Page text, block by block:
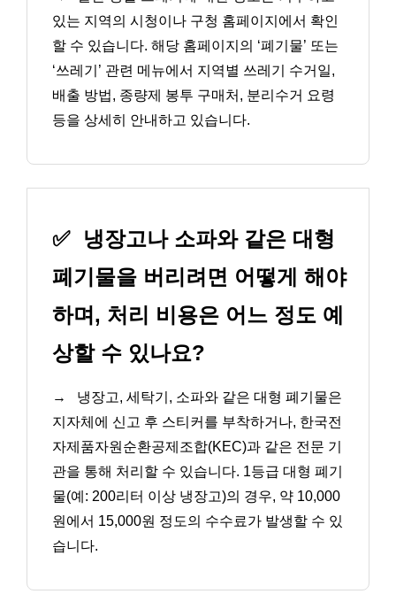
있는 지역의 시청이나 구청 홈페이지에서 확인
할 수 있습니다. 해당 홈페이지의 ‘폐기물’ 또는
‘쓰레기’ 관련 메뉴에서 지역별 쓰레기 수거일,
배출 방법, 종량제 봉투 구매처, 분리수거 요령
등을 상세히 안내하고 있습니다.
✅
냉장고나 소파와 같은 대형
폐기물을 버리려면 어떻게 해야
하며, 처리 비용은 어느 정도 예
상할 수 있나요?
→
냉장고, 세탁기, 소파와 같은 대형 폐기물은
지자체에 신고 후 스티커를 부착하거나, 한국전
자제품자원순환공제조합(KEC)과 같은 전문 기
관을 통해 처리할 수 있습니다. 1등급 대형 폐기
물(예: 200리터 이상 냉장고)의 경우, 약 10,000
원에서 15,000원 정도의 수수료가 발생할 수 있
습니다.